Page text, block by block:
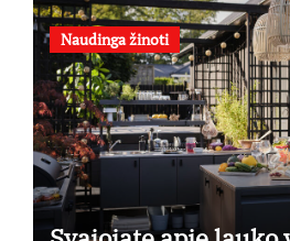
Naudinga žinoti